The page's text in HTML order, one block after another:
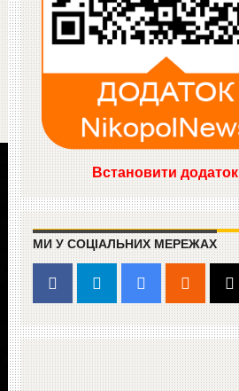
Встановити додаток
МИ У СОЦІАЛЬНИХ МЕРЕЖАХ